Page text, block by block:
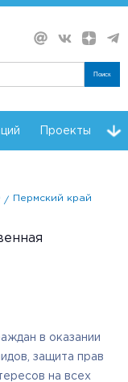
Поиск
Проекты
Пермский край
в оказании
защита прав
на всех